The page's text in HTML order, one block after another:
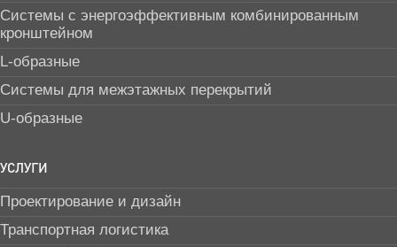
Системы с энергоэффективным комбинированным
кронштейном
L-образные
Системы для межэтажных перекрытий
U-образные
УСЛУГИ
Проектирование и дизайн
Транспортная логистика